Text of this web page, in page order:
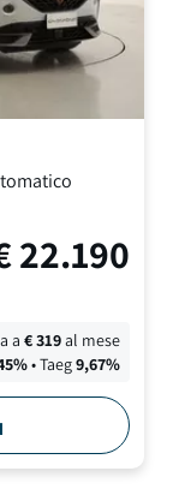
22.190
a€319al mese
%• Taeg9,67%